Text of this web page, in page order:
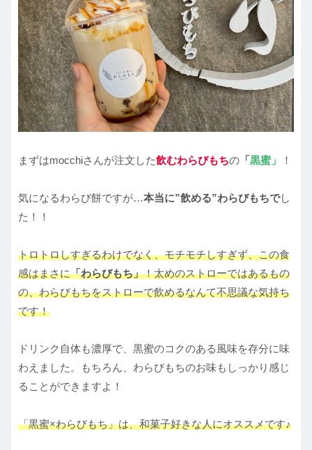
まずはmocchiさんが注文した飲むわらびもちの 「黒蜜」 ！
気になるわらび餅ですが…本当に”飲める”わらびもちでし
た！！
トロトロしすぎるわけでなく、モチモチしすぎず、この食
感はまさに「わらびもち」！太めのストローではあるもの
の、わらびもちをストローで飲めるなんて不思議な気持ち
です！
ドリンク自体も濃厚で、黒蜜のコクのある風味を存分に味
わえました。もちろん、わらびもちのお味もしっかり感じ
ることができますよ！
「黒蜜×わらびもち」は、和菓子好きな人にオススメです♪